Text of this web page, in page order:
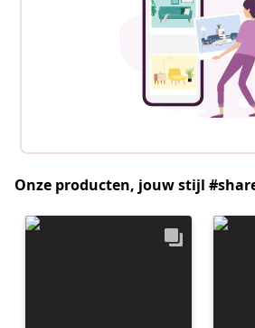
Onze producten, jouw stijl